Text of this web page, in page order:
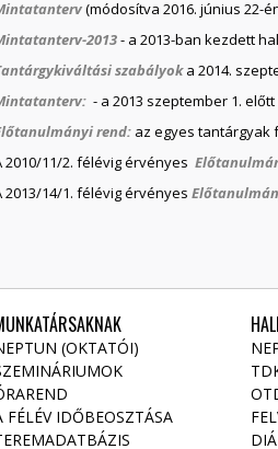
(módosítva 2016. június 22-
2013- a 2013-ban kezdett
szabályoka 2014.
- a 2013 szeptember 1.
rend: az egyes tantárgyak
2010/11/2. félévig érvényes
2013/14/1. félévig érvényes
(OKTATÓI)
FÉLÉV IDŐBEOSZTÁSA